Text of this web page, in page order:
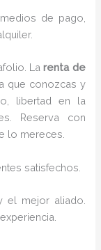
de pago,
Larenta de
que conozcas y
libertad en la
Reserva con
lo mereces.
satisfechos.
el mejor aliado.